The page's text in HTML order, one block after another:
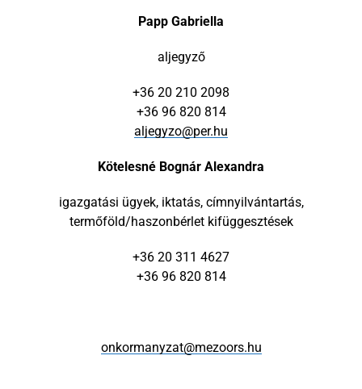
Papp Gabriella
aljegyző
+36 20 210 2098
+36 96 820 814
aljegyzo@per.hu
Kötelesné Bognár Alexandra
igazgatási ügyek, iktatás, címnyilvántartás,
termőföld/haszonbérlet kifüggesztések
+36 20 311 4627
+36 96 820 814
onkormanyzat@mezoors.hu